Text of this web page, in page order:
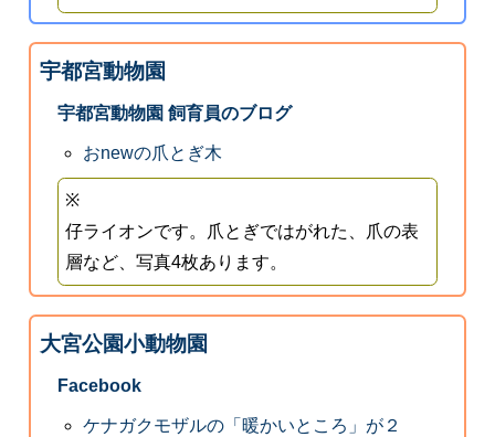
宇都宮動物園
宇都宮動物園 飼育員のブログ
おnewの爪とぎ木
※
仔ライオンです。爪とぎではがれた、爪の表
層など、写真4枚あります。
大宮公園小動物園
Facebook
ケナガクモザルの「暖かいところ」が２